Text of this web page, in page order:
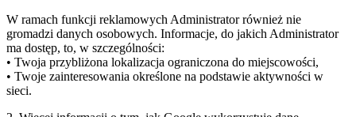
W ramach funkcji reklamowych Administrator również nie
gromadzi danych osobowych. Informacje, do jakich Administrator
ma dostęp, to, w szczególności:
• Twoja przybliżona lokalizacja ograniczona do miejscowości,
• Twoje zainteresowania określone na podstawie aktywności w
sieci.